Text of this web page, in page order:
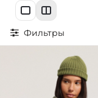
Фильтры